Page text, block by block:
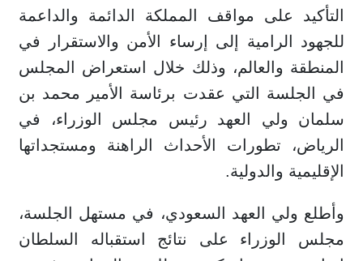
التأكيد على مواقف المملكة الدائمة والداعمة
للجهود الرامية إلى إرساء الأمن والاستقرار في
المنطقة والعالم، وذلك خلال استعراض المجلس
في الجلسة التي عقدت برئاسة الأمير محمد بن
سلمان ولي العهد رئيس مجلس الوزراء، في
الرياض، تطورات الأحداث الراهنة ومستجداتها
الإقليمية والدولية.
وأطلع ولي العهد السعودي، في مستهل الجلسة،
مجلس الوزراء على نتائج استقباله السلطان